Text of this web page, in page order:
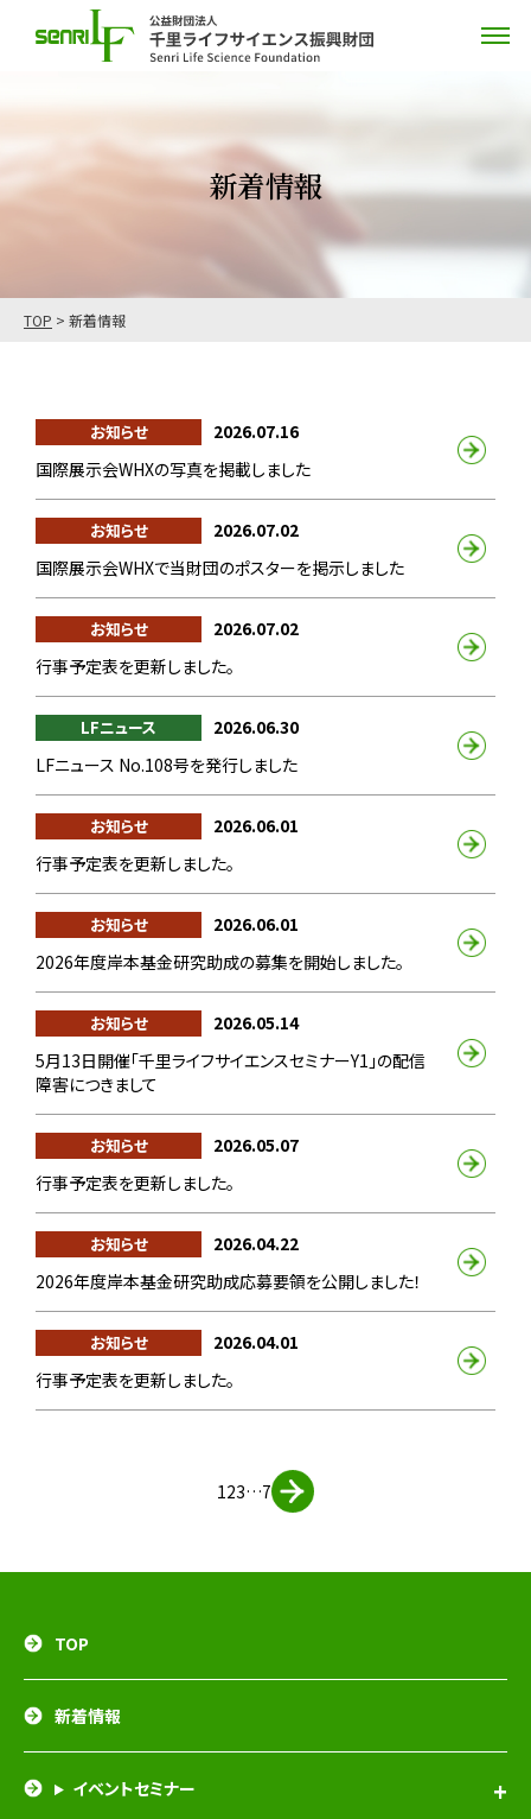
新着情報
TOP > 新着情報
2026.07.16
お知らせ
国際展示会WHXの写真を掲載しました
2026.07.02
お知らせ
国際展示会WHXで当財団のポスターを掲示しました
2026.07.02
お知らせ
行事予定表を更新しました。
2026.06.30
LFニュース
LFニュース No.108号を発行しました
2026.06.01
お知らせ
行事予定表を更新しました。
2026.06.01
お知らせ
2026年度岸本基金研究助成の募集を開始しました。
2026.05.14
お知らせ
5月13日開催「千里ライフサイエンスセミナーY1」の配信
障害につきまして
2026.05.07
お知らせ
行事予定表を更新しました。
2026.04.22
お知らせ
2026年度岸本基金研究助成応募要領を公開しました！
2026.04.01
お知らせ
行事予定表を更新しました。
123…7
TOP
新着情報
イベントセミナー